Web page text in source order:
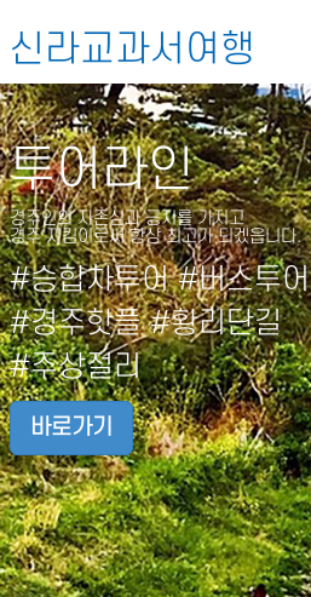
신라교과서여행
투어라인
경주인의 자존심과 긍지를 가지고
경주 지킴이로써 항상 최고가 되겠읍니다.
#승합차투어 #버스투어
#경주핫플 #황리단길
#주상절리
바로가기